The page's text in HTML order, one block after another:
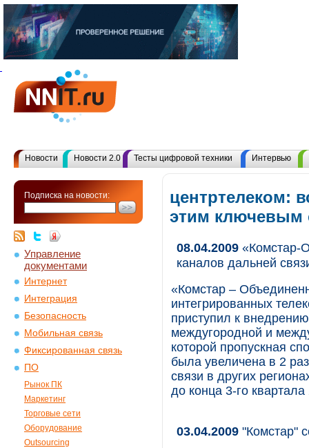
Новости Новости 2.0 Тесты цифровой техники Интервью
Подписка на новости:
Управление
документами
Интернет
Интеграция
Безопасность
Мобильная связь
Фиксированная связь
ПО
Рынок ПК
Маркетинг
Торговые сети
Оборудование
Outsourcing
центртелеком:
этим ключевым
08.04.2009 «Комстар-
каналов дальней
«Комстар –
интегрированных
приступил к
междугородной и
которой пропускная
была увеличена в 2
связи в других
до конца 3-го
03.04.2009 "Комстар"